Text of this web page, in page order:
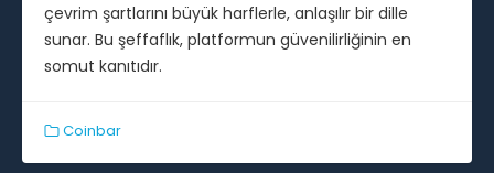
çevrim şartlarını büyük harflerle, anlaşılır bir dille
sunar. Bu şeffaflık, platformun güvenilirliğinin en
somut kanıtıdır.
Coinbar